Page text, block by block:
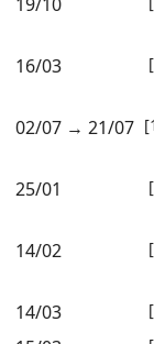
16/03
02/07→ 21/07
25/01
14/02
14/03